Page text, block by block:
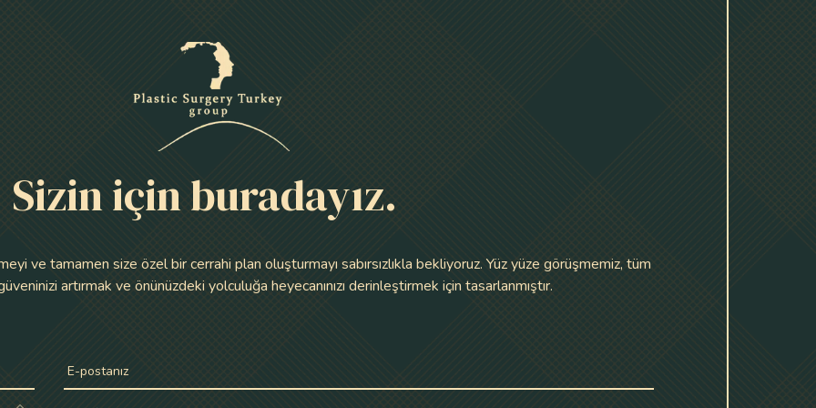
Sizin için buradayız.
ve tamamen size özel bir cerrahi plan oluşturmayı sabırsızlıkla bekliyoruz. Yüz yüze görüşmemiz, tüm
güveninizi artırmak ve önünüzdeki yolculuğa heyecanınızı derinleştirmek için tasarlanmıştır.
E-postanız